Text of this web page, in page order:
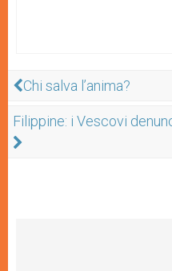
Chi salva l’anima?
Filippine: i Vescovi